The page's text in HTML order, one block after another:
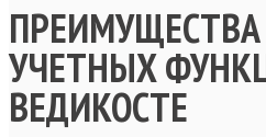
ПРЕИМУЩЕСТВА
УЧЕТНЫХ
ВЕДИКОСТЕ